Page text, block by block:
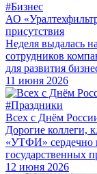
#Бизнес
АО
присутствия
Неделя выдалась
сотрудников
для развития
11 июня 2026
#Праздники
Всех с Днём
Дорогие коллеги,
«УТФИ» сердечно
государственных
12 июня 2026